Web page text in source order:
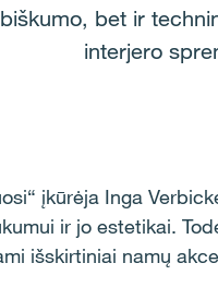
bet ir
interjero
įkūrėja Inga
ir jo estetikai.
išskirtiniai namų